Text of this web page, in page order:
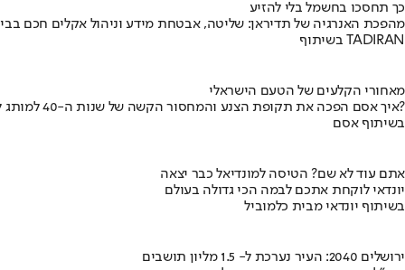
כך תחסכו בחשמל בלי להזיע
מהפכת האנרגיה של תדיראן: שליטה, אבטחת מידע וניהול אקלים חכם
בשיתוף TADIRAN
מאחורי הקלעים של הטעם הישראלי
איך אסם הפכה את תקופת הצנע והמחסור הקשה של שנות ה-40 למותג לאומי?
בשיתוף אסם
אתם עוד לא שם? הטיסה למונדיאל כבר יצאה
יונדאי לוקחת אתכם לבמה הכי גדולה בעולם
בשיתוף יונדאי מבית כלמוביל
ירושלים 2040: העיר נערכת ל- 1.5 מליון תושבים